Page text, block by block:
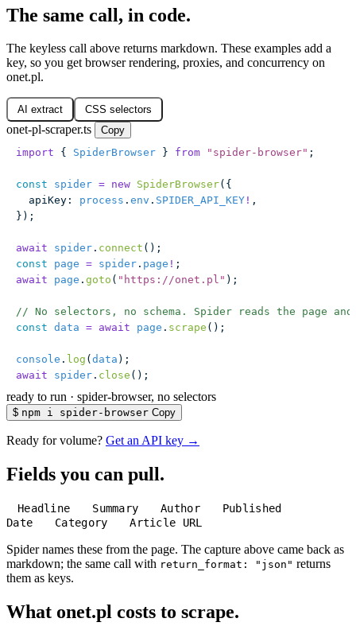
The same call, in code.
The keyless call above returns markdown. These examples add a
key, so you get browser rendering, proxies, and concurrency on
onet.pl.
AI extract CSS selectors
onet-pl-scraper.ts
Copy
import { SpiderBrowser } from " spider-browser" ;
const spider = new SpiderBrowser({
  apiKey
: process . env . SPIDER_API_KEY ! ,
});
await spider . connect ();
const page = spider . page ! ;
await page . goto ( " https://onet.pl " );
// No selectors, no schema. Spider reads the page
const data = await page . scrape ();
console . log ( data );
await spider . close ();
ready to run · spider-browser, no selectors
$ npm i spider-browser Copy
Ready for volume? Get an API key →
Fields you can pull.
Headline Summary Author
Published
Date
Category Article URL
Spider names these from the page. The capture above came back as
markdown; the same call with return_format: "json" returns
them as keys.
What onet.pl costs to scrape.